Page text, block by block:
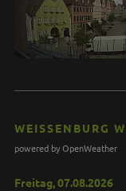
WEISSENBURG
powered by OpenWeather
Freitag, 07.08.2026